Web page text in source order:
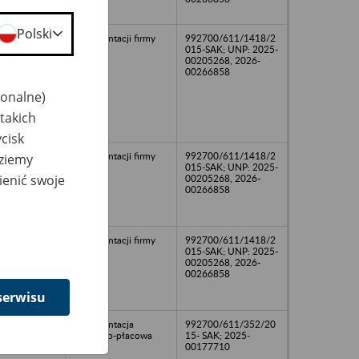
dokumentacji firmy
992700/611/1418/2
015-SAK; UNP: 2025-
00205268, 2026-
00266858
dokumentacji firmy
992700/611/1418/2
015-SAK; UNP: 2025-
00205268, 2026-
00266858
dokumentacji firmy
992700/611/1418/2
015-SAK; UNP: 2025-
00205268, 2026-
00266858
dokumentacja
osobowo-płacowa
992700/611/352/20
15- SAK; 2025-
00177710
Polski
swoje